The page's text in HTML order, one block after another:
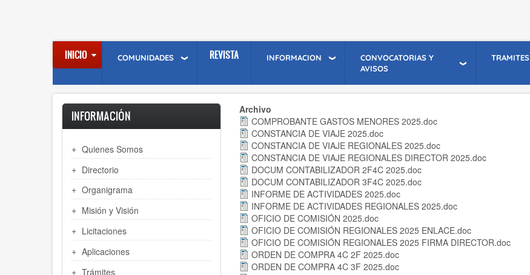
INICIO COMUNIDADES REVISTA INFORMACION
CONVOCATORIAS Y
AVISOS
TRAMITES
INFORMACIÓN
Quienes Somos
Directorio
Organigrama
Misión y Visión
Licitaciones
Aplicaciones
Trámites
Archivo
COMPROBANTE GASTOS MENORES 2025.doc
CONSTANCIA DE VIAJE 2025.doc
CONSTANCIA DE VIAJE REGIONALES 2025.doc
CONSTANCIA DE VIAJE REGIONALES DIRECTOR 2025.doc
DOCUM CONTABILIZADOR 2F4C 2025.doc
DOCUM CONTABILIZADOR 3F4C 2025.doc
INFORME DE ACTIVIDADES 2025.doc
INFORME DE ACTIVIDADES REGIONALES 2025.doc
OFICIO DE COMISIÓN 2025.doc
OFICIO DE COMISIÓN REGIONALES 2025 ENLACE.doc
OFICIO DE COMISIÓN REGIONALES 2025 FIRMA DIRECTOR.doc
ORDEN DE COMPRA 4C 2F 2025.doc
ORDEN DE COMPRA 4C 3F 2025.doc